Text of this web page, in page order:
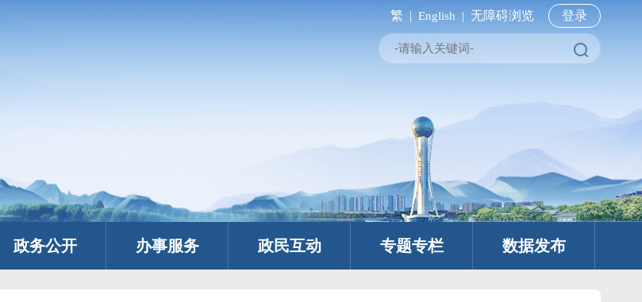
繁 | English | 无障碍浏览 登录
政务公开 办事服务 政民互动 专题专栏 数据发布